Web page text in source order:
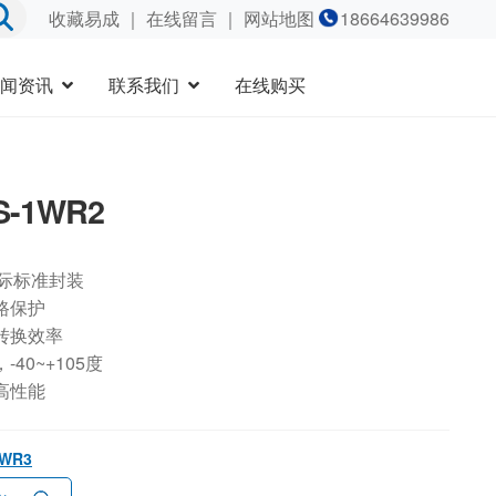
收藏易成｜ 在线留言｜ 网站地图 18664639986
资讯 联系我们 在线购买
1WR2
标准封装
保护
换效率
-40~+105度
性能